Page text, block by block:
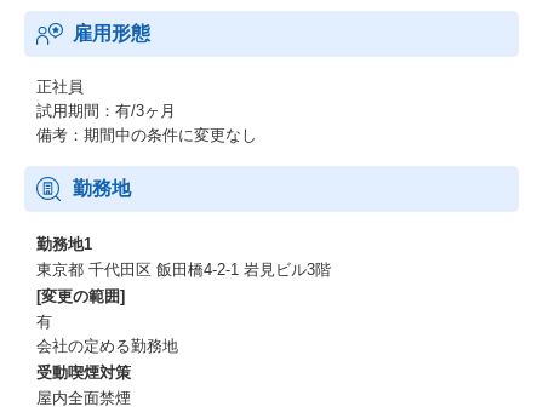
雇用形態
正社員
試用期間：有/3ヶ月
備考：期間中の条件に変更なし
勤務地
勤務地1
東京都 千代田区 飯田橋4-2-1 岩見ビル3階
[変更の範囲]
有
会社の定める勤務地
受動喫煙対策
屋内全面禁煙